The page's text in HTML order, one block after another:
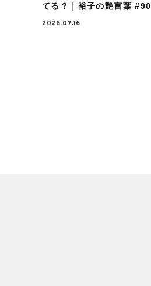
てる？｜裕子の艶言葉 #90
2026.07.16